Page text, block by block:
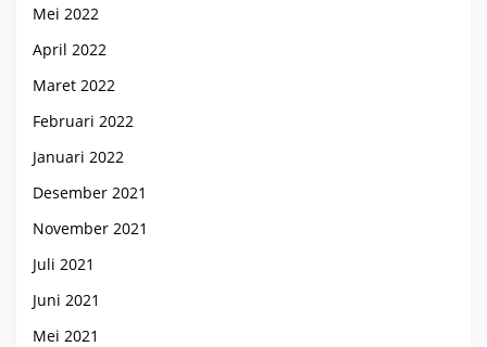
Mei 2022
April 2022
Maret 2022
Februari 2022
Januari 2022
Desember 2021
November 2021
Juli 2021
Juni 2021
Mei 2021